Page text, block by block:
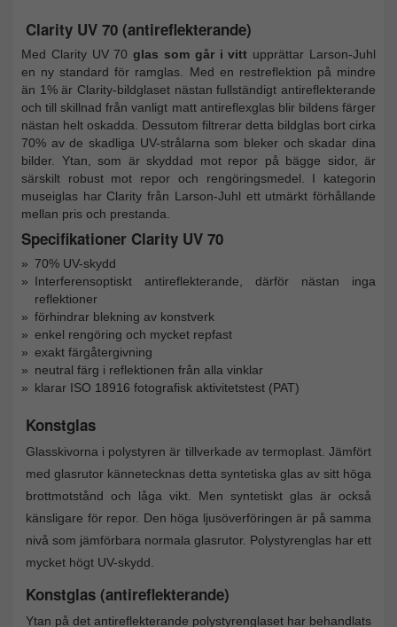
Clarity UV 70 (antireflekterande)
Med Clarity UV 70glas som går i vitt upprättar Larson-Juhl
en ny standard för ramglas. Med en restreflektion på mindre
än 1% är Clarity-bildglaset nästan fullständigt antireflekterande
och till skillnad från vanligt matt antireflexglas blir bildens färger
nästan helt oskadda. Dessutom filtrerar detta bildglas bort cirka
70% av de skadliga UV-strålarna som bleker och skadar dina
bilder. Ytan, som är skyddad mot repor på bägge sidor, är
särskilt robust mot repor och rengöringsmedel. I kategorin
museiglas har Clarity från Larson-Juhl ett utmärkt förhållande
mellan pris och prestanda.
Specifikationer Clarity UV 70
70% UV-skydd
Interferensoptiskt antireflekterande, därför nästan inga
reflektioner
förhindrar blekning av konstverk
enkel rengöring och mycket repfast
exakt färgåtergivning
neutral färg i reflektionen från alla vinklar
klarar ISO 18916 fotografisk aktivitetstest (PAT)
Konstglas
Glasskivorna i polystyren är tillverkade av termoplast. Jämfört
med glasrutor kännetecknas detta syntetiska glas av sitt höga
brottmotstånd och låga vikt. Men syntetiskt glas är också
känsligare för repor. Den höga ljusöverföringen är på samma
nivå som jämförbara normala glasrutor. Polystyrenglas har ett
mycket högt UV-skydd.
Konstglas (antireflekterande)
Ytan på det antireflekterande polystyrenglaset har behandlats